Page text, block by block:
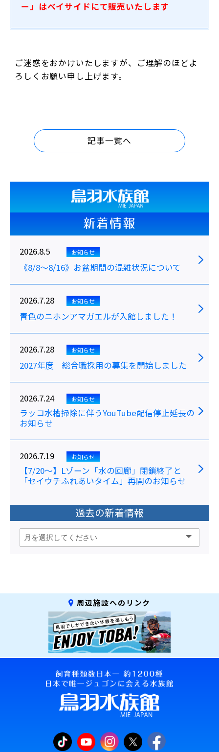
ー」はベイサイドにて販売いたします
ご迷惑をおかけいたしますが、ご理解のほどよ
ろしくお願い申し上げます。
記事一覧へ
新着情報
2026.8.5 お知らせ
《8/8～8/16》お盆期間の混雑状況について
2026.7.28 お知らせ
青色のニホンアマガエルが入館しました！
2026.7.28 お知らせ
2027年度 総合職採用の募集を開始しました
2026.7.24 お知らせ
ラッコ水槽掃除に伴うYouTube配信停止延長の
お知らせ
2026.7.19 お知らせ
【7/20～】Lゾーン「水の回廊」閉鎖終了と
「セイウチふれあいタイム」再開のお知らせ
過去の新着情報
周辺施設へのリンク